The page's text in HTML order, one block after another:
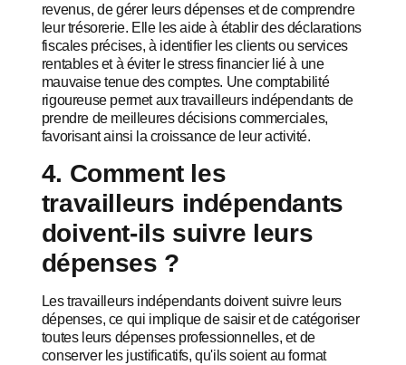
revenus, de gérer leurs dépenses et de comprendre
leur trésorerie. Elle les aide à établir des déclarations
fiscales précises, à identifier les clients ou services
rentables et à éviter le stress financier lié à une
mauvaise tenue des comptes. Une comptabilité
rigoureuse permet aux travailleurs indépendants de
prendre de meilleures décisions commerciales,
favorisant ainsi la croissance de leur activité.
4. Comment les
travailleurs indépendants
doivent-ils suivre leurs
dépenses ?
Les travailleurs indépendants doivent suivre leurs
dépenses, ce qui implique de saisir et de catégoriser
toutes leurs dépenses professionnelles, et de
conserver les justificatifs, qu'ils soient au format